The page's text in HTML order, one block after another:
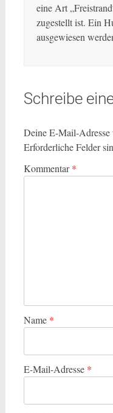
eine Art
zugestellt ist. Ein
ausgewiesen
Schreibe
Deine E-Mail-
Erforderliche Felder
Kommentar*
Name *
E-Mail-Adresse *